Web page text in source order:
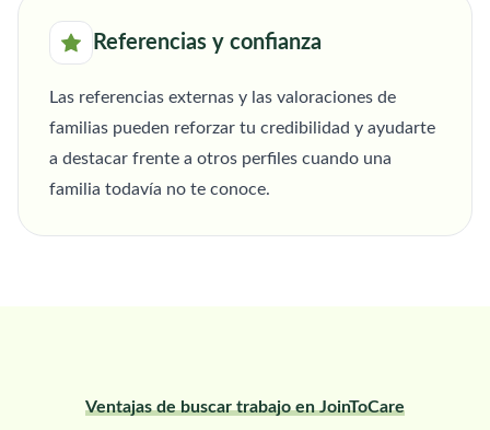
Referencias y confianza
Las referencias externas y las valoraciones de
familias pueden reforzar tu credibilidad y ayudarte
a destacar frente a otros perfiles cuando una
familia todavía no te conoce.
Ventajas de buscar trabajo en JoinToCare